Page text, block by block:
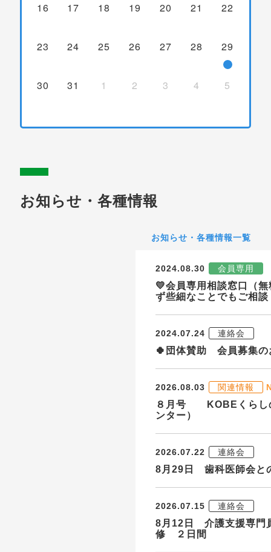
16 17 18 19 20 21 22
23 24 25 26 27 28 29
30 31 1 2 3 4 5
お知らせ・各種情報
お知らせ・各種情報一覧
2024.08.30 会員専用
💛会員専用相談窓口（
ず些細なことでもご相談
2024.07.24 連絡会
🍀団体賛助 会員募集の
2026.08.03 関連情報
８月号 KOBEくらし
ンター）
2026.07.22 連絡会
8月29日 歯科医師会と
2026.07.15 連絡会
8月12日 介護支援専門
修 ２日間